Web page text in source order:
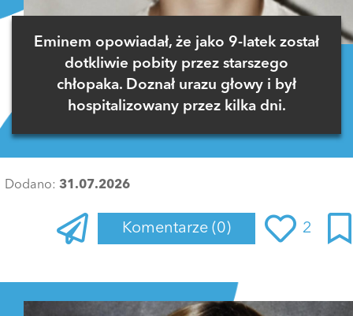
Eminem opowiadał, że jako 9-latek został
dotkliwie pobity przez starszego
chłopaka. Doznał urazu głowy i był
hospitalizowany przez kilka dni.
Dodano: 31.07.2026
Komentarze (0) 2